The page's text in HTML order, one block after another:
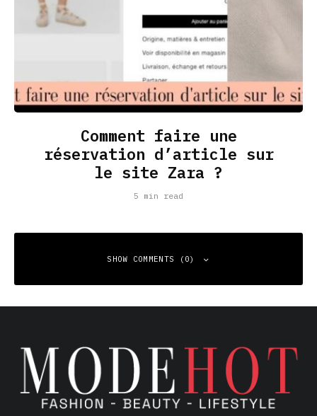
Comment faire une
réservation d’article sur
le site Zara ?
5 min read
SHOW COMMENTS (0)
Your email address will not be published.
Required fields
are marked*
Comment*